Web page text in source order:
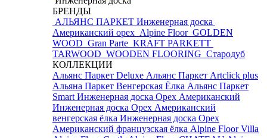
БРЕНДЫ
АЛЬЯНС ПАРКЕТ Инженерная доска
Американский орех Alpine Floor GOLDEN
WOOD Gran Parte KRAFT PARKETT
TARWOOD WOODEN FLOORING Стародуб
КОЛЛЕКЦИИ
Альянс Паркет Deluxe Альянс Паркет Artclick plus
Альяна Паркет Венгерская Ёлка Альянс Паркет
Smart Инженерная доска Орех Американский
Инженерная доска Орех Американский
венгерская ёлка Инженерная доска Орех
Американский французская ёлка Alpine Floor Villa